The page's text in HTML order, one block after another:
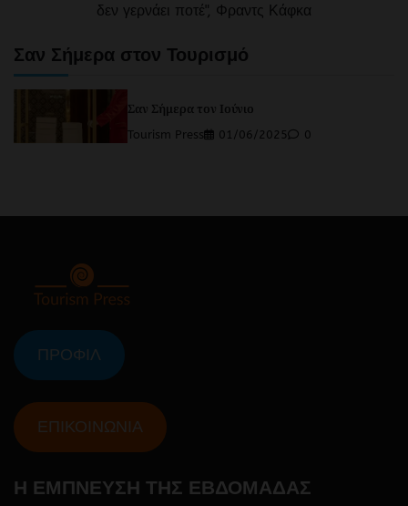
δεν γερνάει ποτέ", Φραντς Κάφκα
Σαν Σήμερα στον Τουρισμό
Σαν Σήμερα τον Ιούνιο
Tourism Press 01/06/2025 0
ΠΡΟΦΙΛ
ΕΠΙΚΟΙΝΩΝΙΑ
Η ΕΜΠΝΕΥΣΗ ΤΗΣ ΕΒΔΟΜΑΔΑΣ